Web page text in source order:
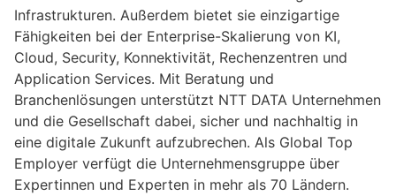
Infrastrukturen. Außerdem bietet sie einzigartige
Fähigkeiten bei der Enterprise-Skalierung von KI,
Cloud, Security, Konnektivität, Rechenzentren und
Application Services. Mit Beratung und
Branchenlösungen unterstützt NTT DATA Unternehmen
und die Gesellschaft dabei, sicher und nachhaltig in
eine digitale Zukunft aufzubrechen. Als Global Top
Employer verfügt die Unternehmensgruppe über
Expertinnen und Experten in mehr als 70 Ländern.